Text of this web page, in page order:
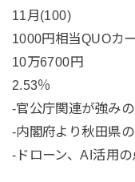
11月(100)
1000円相当QUOカ
10万6700円
2.53％
-官公庁関連が強み
-内閣府より秋田県
-ドローン、AI活用の